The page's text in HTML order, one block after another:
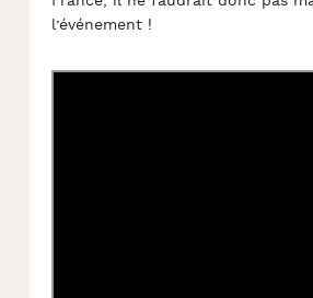
l’événement !